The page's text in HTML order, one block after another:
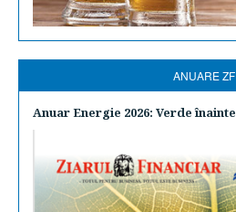
ANUARE ZF
Anuar Energie 2026: Verde înainte